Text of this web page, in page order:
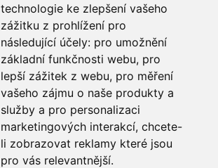
technologie ke zlepšení vašeho
zážitku z prohlížení pro
následující účely: pro umožnění
základní funkčnosti webu, pro
lepší zážitek z webu, pro měření
vašeho zájmu o naše produkty a
služby a pro personalizaci
marketingových interakcí, chcete-
li zobrazovat reklamy které jsou
pro vás relevantnější.
FOLGE UNS
ZAHLUNGSMÖGLICHKEITEN